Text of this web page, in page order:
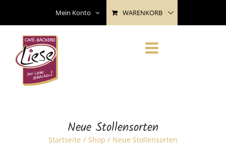
content
Mein Konto WARENKORB
Neue Stollensorten
Startseite Shop Neue Stollensorten